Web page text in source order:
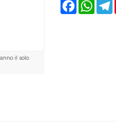
il solo
Facebook